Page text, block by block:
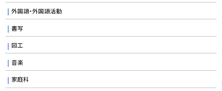
外国語・外国語活動
書写
図工
音楽
家庭科